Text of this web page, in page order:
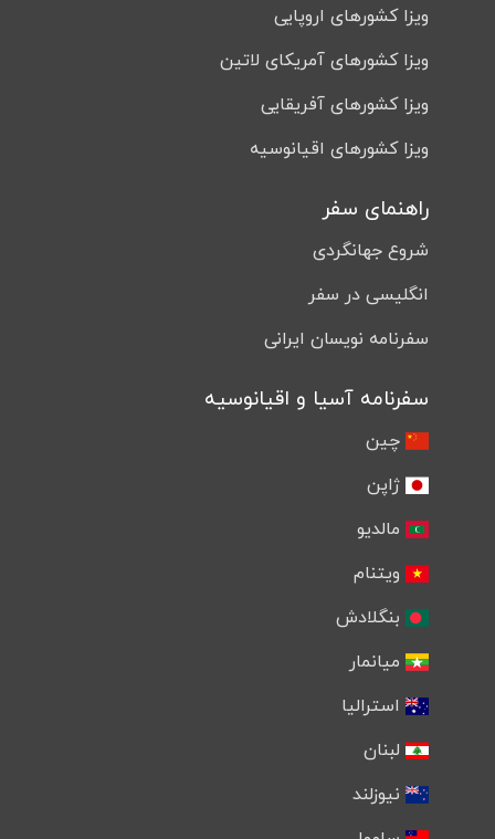
تونس
ویزا کشورهای اروپایی
ویزا کشورهای آمریکای لاتین
ویزا کشورهای آفریقایی
ویزا کشورهای اقیانوسیه
راهنمای سفر
شروع جهانگردی
انگلیسی در سفر
سفرنامه نویسان ایرانی
سفرنامه آسیا و اقیانوسیه
چین
ژاپن
مالدیو
ویتنام
بنگلادش
میانمار
استرالیا
لبنان
نیوزلند